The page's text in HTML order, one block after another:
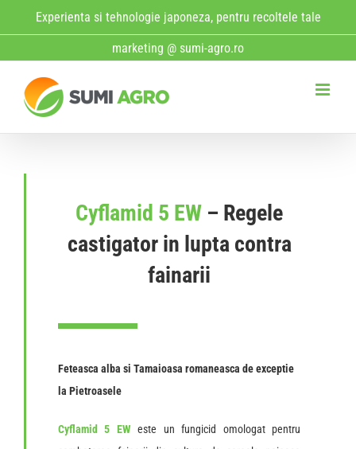
to
Experienta si tehnologie japoneza, pentru recoltele tale
marketing @ sumi-agro.ro
Cyflamid 5 EW – Regele
castigator in lupta contra
fainarii
Feteasca alba si Tamaioasa romaneasca de exceptie
la Pietroasele
Cyflamid 5 EW este un fungicid omologat pentru